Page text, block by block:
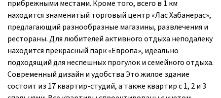
прибрежными местами. Кроме того, всего в 1 км
находится знаменитый торговый центр «Лас Хабанерас»,
предлагающий разнообразные магазины, развлечения и
рестораны. Для любителей активного отдыха неподалеку
находится прекрасный парк «Европа», идеально
подходящий для неспешных прогулок и семейного отдыха.
Современный дизайн и удобства Это жилое здание
состоит из 17 квартир-студий, а также квартир с 1, 2 и 3